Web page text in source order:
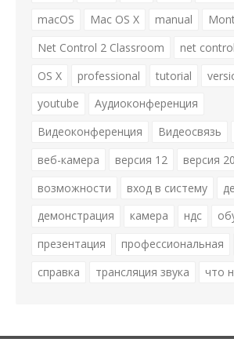
macOS
Mac OS X manual
Net Control 2 Classroom
net
OS X
professional tutorial
youtube
Аудиоконференция
Видеоконференция
Видеосвязь
веб-камера
версия 12 версия 20
возможности
вход в систему
демонстрация
камера ндс
презентация
профессиональная
справка
трансляция звука что